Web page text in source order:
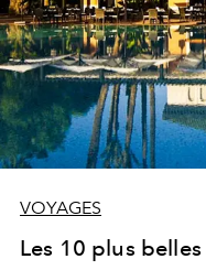
VOYAGES
Les 10 plus